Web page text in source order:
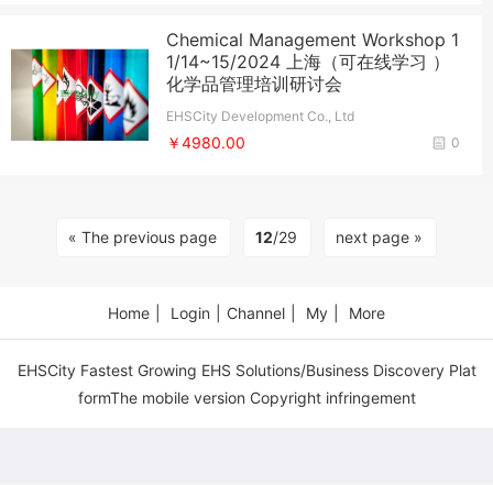
Chemical Management Workshop 1
1/14~15/2024 上海（可在线学习 ）
化学品管理培训研讨会
EHSCity Development Co., Ltd
0
￥4980.00
« The previous page 12/29 next page »
Home Login Channel My More
EHSCity Fastest Growing EHS Solutions/Business Discovery Plat
formThe mobile version Copyright infringement